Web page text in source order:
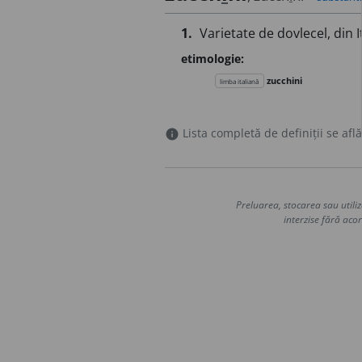
1. Varietate de dovlecel, din
etimologie:
limba italiană zucchini
info Lista completă de definiții se
Preluarea, stocarea sau
interzise fără